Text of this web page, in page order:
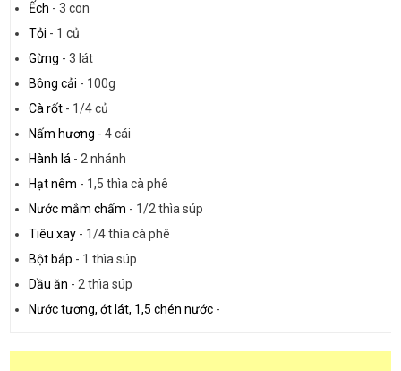
Ếch -3 con
Tỏi - 1 củ
Gừng -3 lát
Bông cải - 100g
Cà rốt - 1/4 củ
Nấm hương -4 cái
Hành lá - 2 nhánh
Hạt nêm - 1,5 thìa cà phê
Nước mắm chấm - 1/2 thìa súp
Tiêu xay - 1/4 thìa cà phê
Bột bắp - 1 thìa súp
Dầu ăn - 2 thìa súp
Nước tương, ớt lát, 1,5 chén nước -